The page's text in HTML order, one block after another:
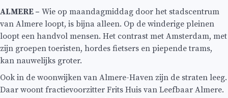
ALMERE – Wie op maandagmiddag door het stadscentrum
van Almere loopt, is bijna alleen. Op de winderige pleinen
loopt een handvol mensen. Het contrast met Amsterdam, met
zijn groepen toeristen, hordes fietsers en piepende trams,
kan nauwelijks groter.
Ook in de woonwijken van Almere-Haven zijn de straten leeg.
Daar woont fractievoorzitter Frits Huis van Leefbaar Almere.